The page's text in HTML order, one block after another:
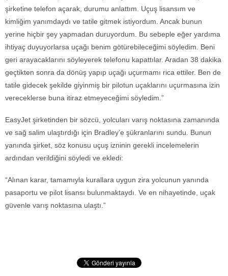
şirketine telefon açarak, durumu anlattım. Uçuş lisansım ve
kimliğim yanımdaydı ve tatile gitmek istiyordum. Ancak bunun
yerine hiçbir şey yapmadan duruyordum. Bu sebeple eğer yardıma
ihtiyaç duyuyorlarsa uçağı benim götürebileceğimi söyledim. Beni
geri arayacaklarını söyleyerek telefonu kapattılar. Aradan 38 dakika
geçtikten sonra da dönüş yapıp uçağı uçurmamı rica ettiler. Ben de
tatile gidecek şekilde giyinmiş bir pilotun uçaklarını uçurmasına izin
vereceklerse buna itiraz etmeyeceğimi söyledim.”
EasyJet şirketinden bir sözcü, yolcuları varış noktasına zamanında
ve sağ salim ulaştırdığı için Bradley’e şükranlarını sundu. Bunun
yanında şirket, söz konusu uçuş izninin gerekli incelemelerin
ardından verildiğini söyledi ve ekledi:
“Alınan karar, tamamıyla kurallara uygun zira yolcunun yanında
pasaportu ve pilot lisansı bulunmaktaydı. Ve en nihayetinde, uçak
güvenle varış noktasına ulaştı.”